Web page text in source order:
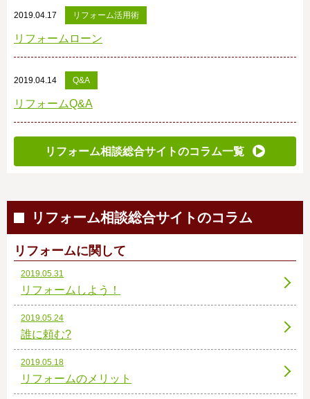
2019.04.17 リフォーム活用術
リフォームローン
2019.04.14 Q&A
リフォームQ&A
リフォーム相談総合サイトのコラム一覧
リフォーム相談総合サイトのコラム
リフォームに関して
2019.05.31
リフォームしよう！
2019.05.24
誰に頼む?
2019.05.18
リフォームのメリット